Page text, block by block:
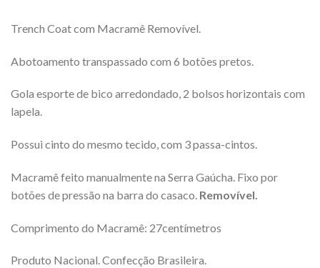
Trench Coat com Macramê Removível.
Abotoamento transpassado com 6 botões pretos.
Gola esporte de bico arredondado, 2 bolsos horizontais com
lapela.
Possui cinto do mesmo tecido, com 3 passa-cintos.
Macramê feito manualmente na Serra Gaúcha. Fixo por
botões de pressão na barra do casaco. Removível.
Comprimento do Macramê: 27centímetros
Produto Nacional. Confecção Brasileira.